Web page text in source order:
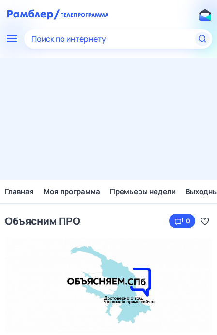
Поиск по интернету
Главная Моя программа Премьеры недели
Объясним ПРО 0